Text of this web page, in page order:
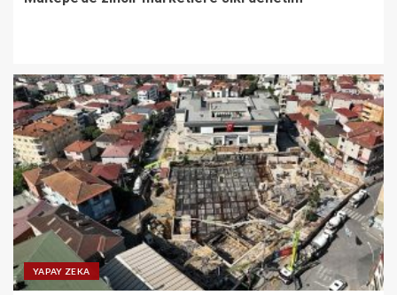
YAPAY ZEKA